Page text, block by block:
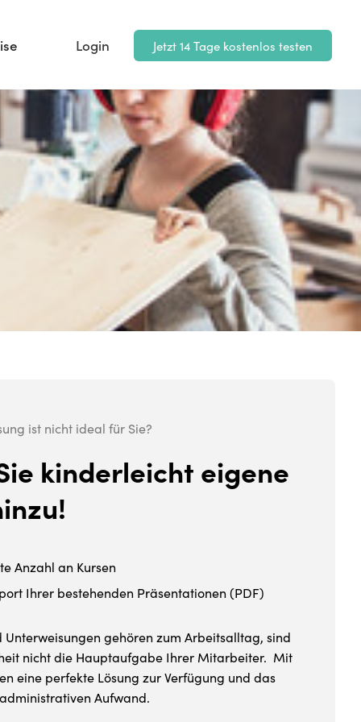
Login Jetzt 14 Tage kostenlos testen
ist nicht ideal für Sie?
kinderleicht eigene
Anzahl an Kursen
Ihrer bestehenden Präsentationen (PDF)
Unterweisungen gehören zum Arbeitsalltag, sind
nicht die Hauptaufgabe Ihrer Mitarbeiter. Mit
eine perfekte Lösung zur Verfügung und das
administrativen Aufwand.